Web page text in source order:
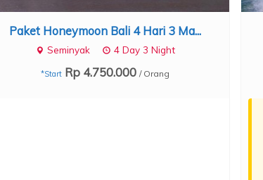
Paket Honeymoon Bali 4 Hari 3 Ma...
Seminyak 4 Day 3 Night
*Start Rp 4.750.000 / Orang